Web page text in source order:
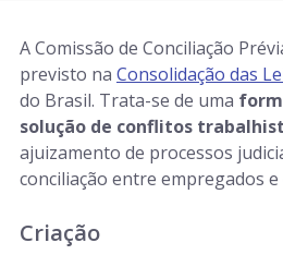
A Comissão de Conciliação
previsto na Consolidação das
do Brasil. Trata-se de uma
solução de conflitos
ajuizamento de processos
conciliação entre empregados
Criação